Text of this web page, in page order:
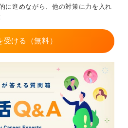
に進めながら、他の対策に力を入れ
受ける（無料）